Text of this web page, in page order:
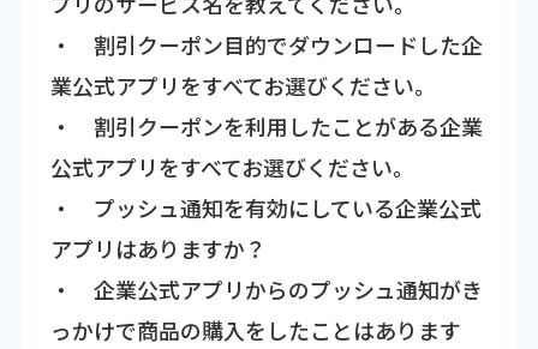
・ 割引クーポン目的でダウンロードした企
業公式アプリをすべてお選びください。
・ 割引クーポンを利用したことがある企業
公式アプリをすべてお選びください。
・ プッシュ通知を有効にしている企業公式
アプリはありますか？
・ 企業公式アプリからのプッシュ通知がき
っかけで商品の購入をしたことはあります